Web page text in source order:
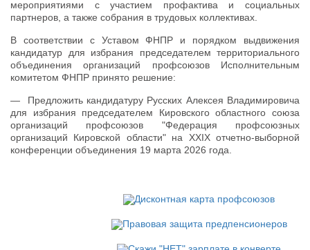
мероприятиями с участием профактива и социальных
партнеров, а также собрания в трудовых коллективах.
В соответствии с Уставом ФНПР и порядком выдвижения
кандидатур для избрания председателем территориального
объединения организаций профсоюзов Исполнительным
комитетом ФНПР принято решение:
— Предложить кандидатуру Русских Алексея Владимировича
для избрания председателем Кировского областного союза
организаций профсоюзов "Федерация профсоюзных
организаций Кировской области" на XXIX отчетно-выборной
конференции объединения 19 марта 2026 года.